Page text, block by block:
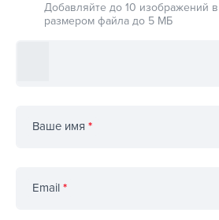
Добавляйте до 10 изображений
размером файла до 5 МБ
Ваше имя *
Email *